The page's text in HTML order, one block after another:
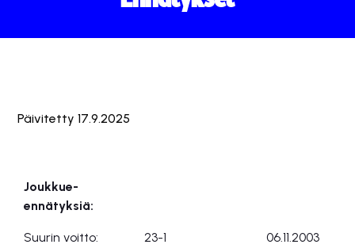
Päivitetty 17.9.2025
Joukkue-
ennätyksiä:
Joukkue-
Suurin voitto: 23-1 06.11.2003